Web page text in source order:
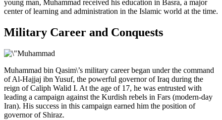
young man, Muhammad received his education in Basra, a major
center of learning and administration in the Islamic world at the time.
Military Career and Conquests
Muhammad bin Qasim\’s military career began under the command
of Al-Hajjaj ibn Yusuf, the powerful governor of Iraq during the
reign of Caliph Walid I. At the age of 17, he was entrusted with
leading a campaign against the Kurdish rebels in Fars (modern-day
Iran). His success in this campaign earned him the position of
governor of Shiraz.